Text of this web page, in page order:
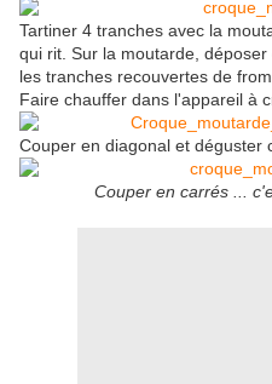
Tartiner 4 tranches avec la
qui rit. Sur la moutarde,
les tranches recouvertes de
Faire chauffer dans l'appareil à
Couper en diagonal et déguster
Couper en carrés ...